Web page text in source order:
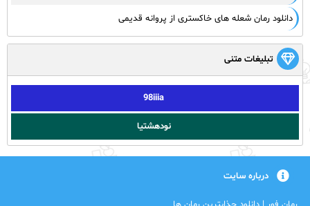
دانلود رمان شعله های خاکستری از پروانه قدیمی
تبلیغات متنی
98iiia
نودهشتیا
درباره سایت